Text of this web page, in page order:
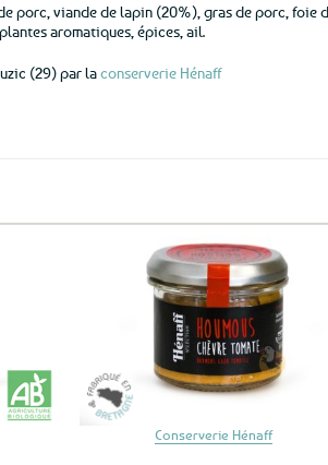
porc, viande de lapin (20%), gras de porc, foie
aromatiques, épices, ail.
(29) par laconserverie Hénaff
Conserverie Hénaff